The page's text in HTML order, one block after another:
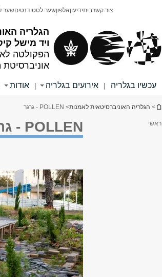
הגלריה
ויד מישל
הפקולטה
צור קשרביתידיעוןאלפוןשער לסטודנטיםשער
עכשיו בגלריה | אירועים בגלריה | אודות
הינך נמצא כאן
> הגלריה האוניברסיטאית לאמנות> POLLEN - גרגר
ראשי POLLEN - גרגר